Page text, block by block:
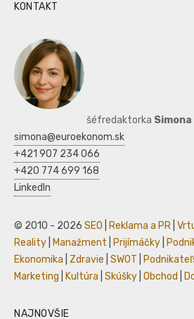
KONTAKT
šéfredaktorka Simona
simona@euroekonom.sk
+421 907 234 066
+420 774 699 168
LinkedIn
© 2010 - 2026 SEO Reklama a PR
Reality
Manažment Prijímáčky
Ekonomika
Zdravie SWOT
Marketing
Kultúra Skúšky Obchod
NAJNOVŠIE